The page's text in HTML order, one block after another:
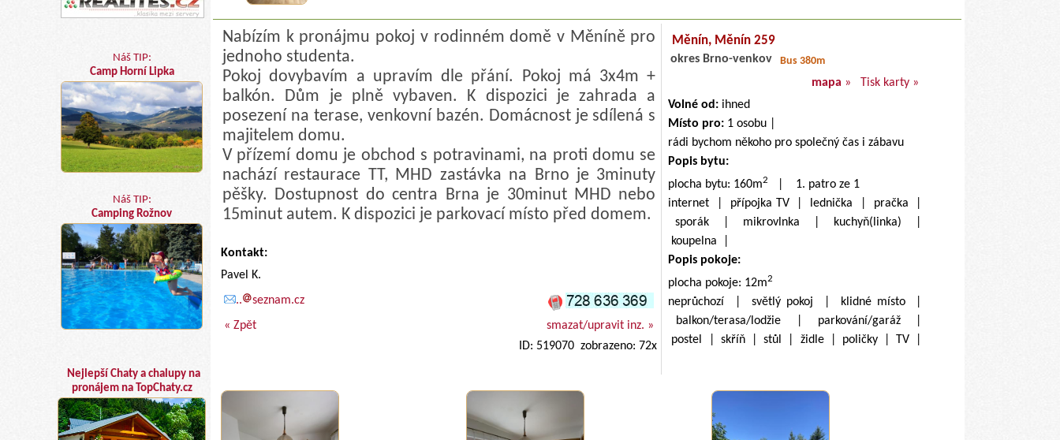
Náš TIP:
Camp Horní Lipka
Náš TIP:
Camping Rožnov
Nejlepší Chaty a chalupy na
pronájem na TopChaty.cz
Nabízím k pronájmu pokoj v rodinném domě v Měníně pro
jednoho studenta.
Pokoj dovybavím a upravím dle přání. Pokoj má 3x4m +
balkón. Dům je plně vybaven. K dispozici je zahrada a
posezení na terase, venkovní bazén. Domácnost je sdílená s
majitelem domu.
V přízemí domu je obchod s potravinami, na proti domu se
nachází restaurace TT, MHD zastávka na Brno je 3minuty
pěšky. Dostupnost do centra Brna je 30minut MHD nebo
15minut autem. K dispozici je parkovací místo před domem.
Kontakt:
Pavel K.
..
seznam.cz
smazat/upravit inz. »
« Zpět
ID: 519070 zobrazeno: 72x
Měnín, Měnín 259
okres Brno-venkov Bus 380m
mapa »
Tisk karty »
Volné od: ihned
Místo pro: 1 osobu |
rádi bychom někoho pro společný čas i zábavu
Popis bytu:
plocha bytu: 160m2
| 1. patro ze 1
internet | přípojka TV | lednička | pračka |
sporák | mikrovlnka | kuchyň(linka) |
koupelna |
Popis pokoje:
plocha pokoje: 12m2
neprůchozí | světlý pokoj | klidné místo |
balkon/terasa/lodžie | parkování/garáž |
postel | skříň | stůl | židle | poličky | TV |